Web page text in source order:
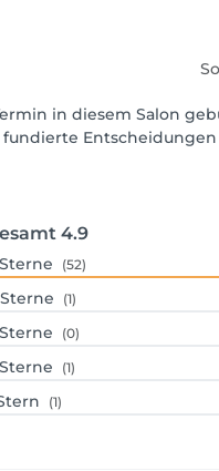
in diesem Salon
4.9
Sterne (52)
Sterne (1)
Sterne (0)
Sterne (1)
(1)